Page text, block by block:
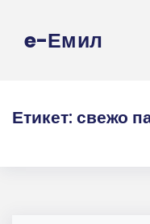
e-Емил
Етикет: свежо